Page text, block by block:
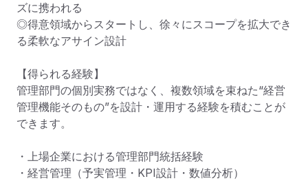
ズに携われる
◎得意領域からスタートし、徐々にスコープを拡大でき
る柔軟なアサイン設計
【得られる経験】
管理部門の個別実務ではなく、複数領域を束ねた“経営
管理機能そのもの”を設計・運用する経験を積むことが
できます。
・上場企業における管理部門統括経験
・経営管理（予実管理・KPI設計・数値分析）